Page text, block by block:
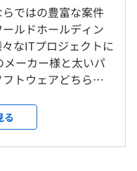
宇都宮・仙台
山形・福島・東京23
馬・埼玉・千葉・神奈
・福井・岐阜・静岡・
70％）
実績あり）
暇は異なる可能性もあ
ではの豊富な案件
ルドホールディン
なITプロジェクトに
ーカー様と太いパ
トウェアどちらに
ア出身者のため、
社員への教育制度
アとしてステップ
る